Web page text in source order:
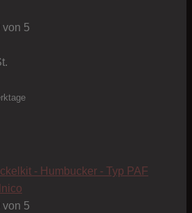
von 5
- Humbucker - Typ PAF
von 5